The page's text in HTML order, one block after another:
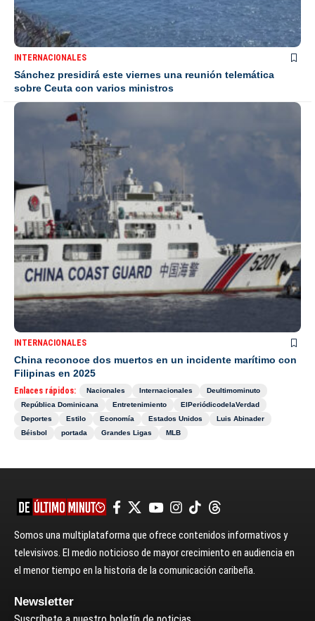
INTERNACIONALES
Sánchez presidirá este viernes una reunión telemática
sobre Ceuta con varios ministros
INTERNACIONALES
China reconoce dos muertos en un incidente marítimo con
Filipinas en 2025
Enlaces rápidos: Nacionales Internacionales
Deultimominuto
República Dominicana
Entretenimiento
ElPeriódicodelaVerdad
Deportes
Estilo Economía Estados Unidos
Luis Abinader
Béisbol
portada Grandes Ligas MLB
Somos una multiplataforma que ofrece contenidos informativos y
televisivos. El medio noticioso de mayor crecimiento en audiencia en
el menor tiempo en la historia de la comunicación caribeña.
Newsletter